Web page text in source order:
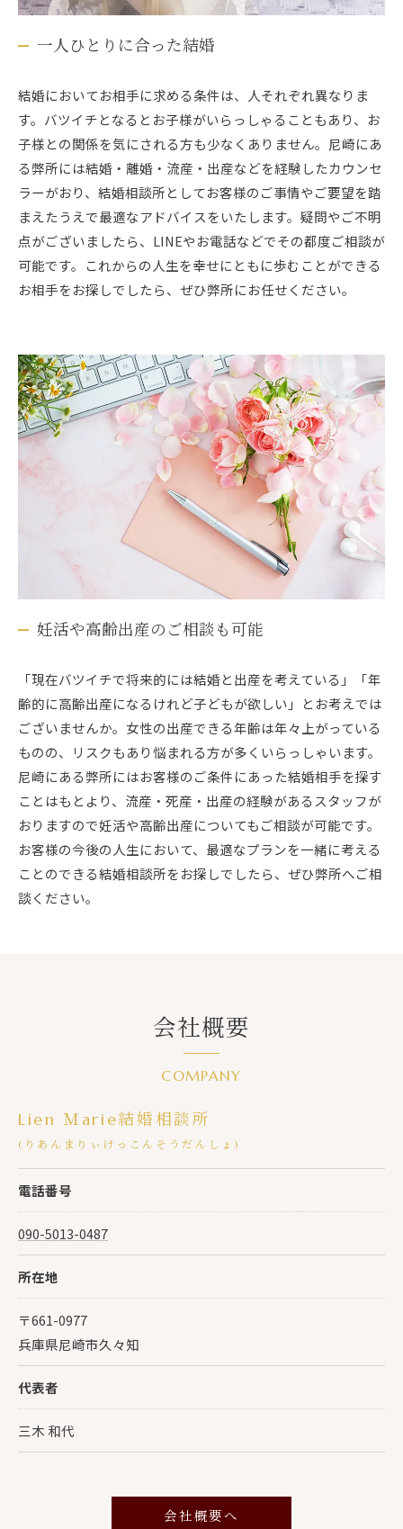
一人ひとりに合った結婚
結婚においてお相手に求める条件は、人それぞれ異なりま
す。バツイチとなるとお子様がいらっしゃることもあり、お
子様との関係を気にされる方も少なくありません。尼崎にあ
る弊所には結婚・離婚・流産・出産などを経験したカウンセ
ラーがおり、結婚相談所としてお客様のご事情やご要望を踏
まえたうえで最適なアドバイスをいたします。疑問やご不明
点がございましたら、LINEやお電話などでその都度ご相談が
可能です。これからの人生を幸せにともに歩むことができる
お相手をお探しでしたら、ぜひ弊所にお任せください。
妊活や高齢出産のご相談も可能
「現在バツイチで将来的には結婚と出産を考えている」「年
齢的に高齢出産になるけれど子どもが欲しい」とお考えでは
ございませんか。女性の出産できる年齢は年々上がっている
ものの、リスクもあり悩まれる方が多くいらっしゃいます。
尼崎にある弊所にはお客様のご条件にあった結婚相手を探す
ことはもとより、流産・死産・出産の経験があるスタッフが
おりますので妊活や高齢出産についてもご相談が可能です。
お客様の今後の人生において、最適なプランを一緒に考える
ことのできる結婚相談所をお探しでしたら、ぜひ弊所へご相
談ください。
会社概要
COMPANY
Lien Ｍarie結婚相談所
(りあんまりぃけっこんそうだんしょ)
電話番号
090-5013-0487
所在地
〒661-0977
兵庫県尼崎市久々知
代表者
三木 和代
会社概要へ